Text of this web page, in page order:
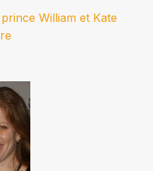
William et Kate